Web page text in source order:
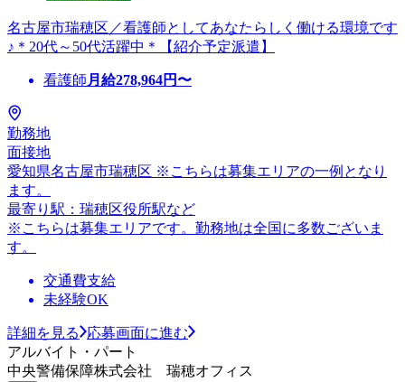
名古屋市瑞穂区／看護師としてあなたらしく働ける環境です
♪＊20代～50代活躍中＊【紹介予定派遣】
看護師 月給278,964円〜
勤務地
面接地
愛知県名古屋市瑞穂区 ※こちらは募集エリアの一例となり
ます。
最寄り駅：瑞穂区役所駅など
※こちらは募集エリアです。勤務地は全国に多数ございま
す。
交通費支給
未経験OK
詳細を見る
応募画面に進む
アルバイト・パート
中央警備保障株式会社 瑞穂オフィス